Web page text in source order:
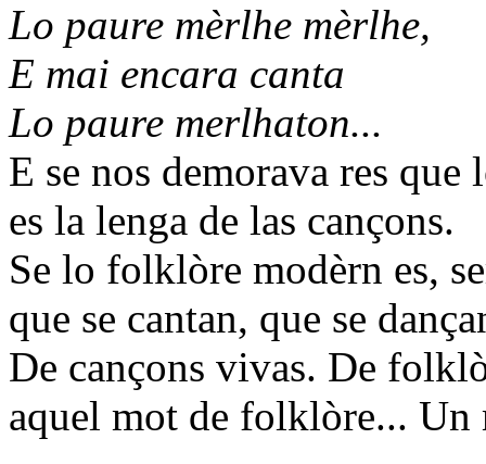
Lo paure mèrlhe mèrlhe,
E mai encara canta
Lo paure merlhaton...
E se nos demorava res que
es la lenga de las cançons.
Se lo folklòre modèrn es,
que se cantan, que se
De cançons vivas. De
aquel mot de folklòre... Un